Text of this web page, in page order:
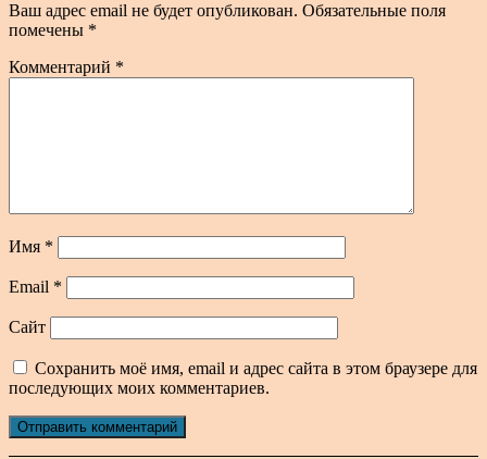
Ваш адрес email не будет опубликован. Обязательные поля
помечены *
Комментарий *
Имя *
Email *
Сайт
Сохранить моё имя, email и адрес сайта в этом браузере для
последующих моих комментариев.